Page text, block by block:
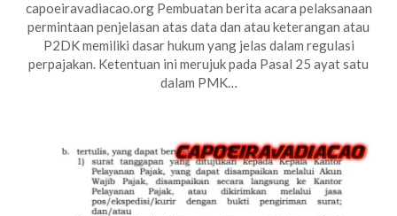
capoeiravadiacao.org Pembuatan berita acara pelaksanaan
permintaan penjelasan atas data dan atau keterangan atau
P2DK memiliki dasar hukum yang jelas dalam regulasi
perpajakan. Ketentuan ini merujuk pada Pasal 25 ayat satu
dalam PMK…